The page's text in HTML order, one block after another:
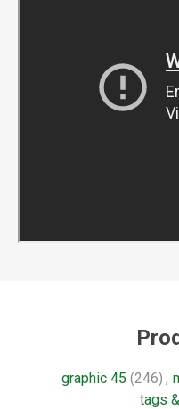
graphic 45 (246) ,
tags